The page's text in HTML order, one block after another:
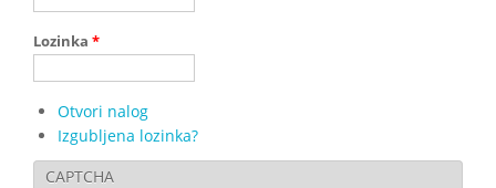
Lozinka *
Otvori nalog
Izgubljena lozinka?
CAPTCHA